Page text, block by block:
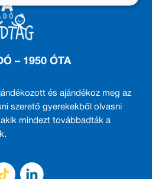
– 1950 ÓTA
és ajándékoz meg az
szerető gyerekekből olvasni
mindezt továbbadták a